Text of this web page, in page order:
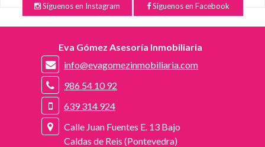
Síguenos en Instagram Síguenos en Facebook
Eva Gómez Asesoría Inmobiliaria
info@evagomezinmobiliaria.com
986 54 10 92
639 314 924
Calle Juan Fuentes E. 13 Bajo
Caldas de Reis (Pontevedra)